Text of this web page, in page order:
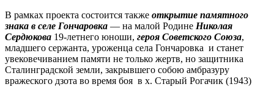
В рамках проекта состоится также открытие памятного
знака в селе Гончаровка — на малой Родине Николая
Сердюкова 19-летнего юноши, героя Советского Союза,
младшего сержанта, уроженца села Гончаровка и станет
увековечиванием памяти не только жертв, но защитника
Сталинградской земли, закрывшего собою амбразуру
вражеского дзота во время боя в х. Старый Рогачик (1943)